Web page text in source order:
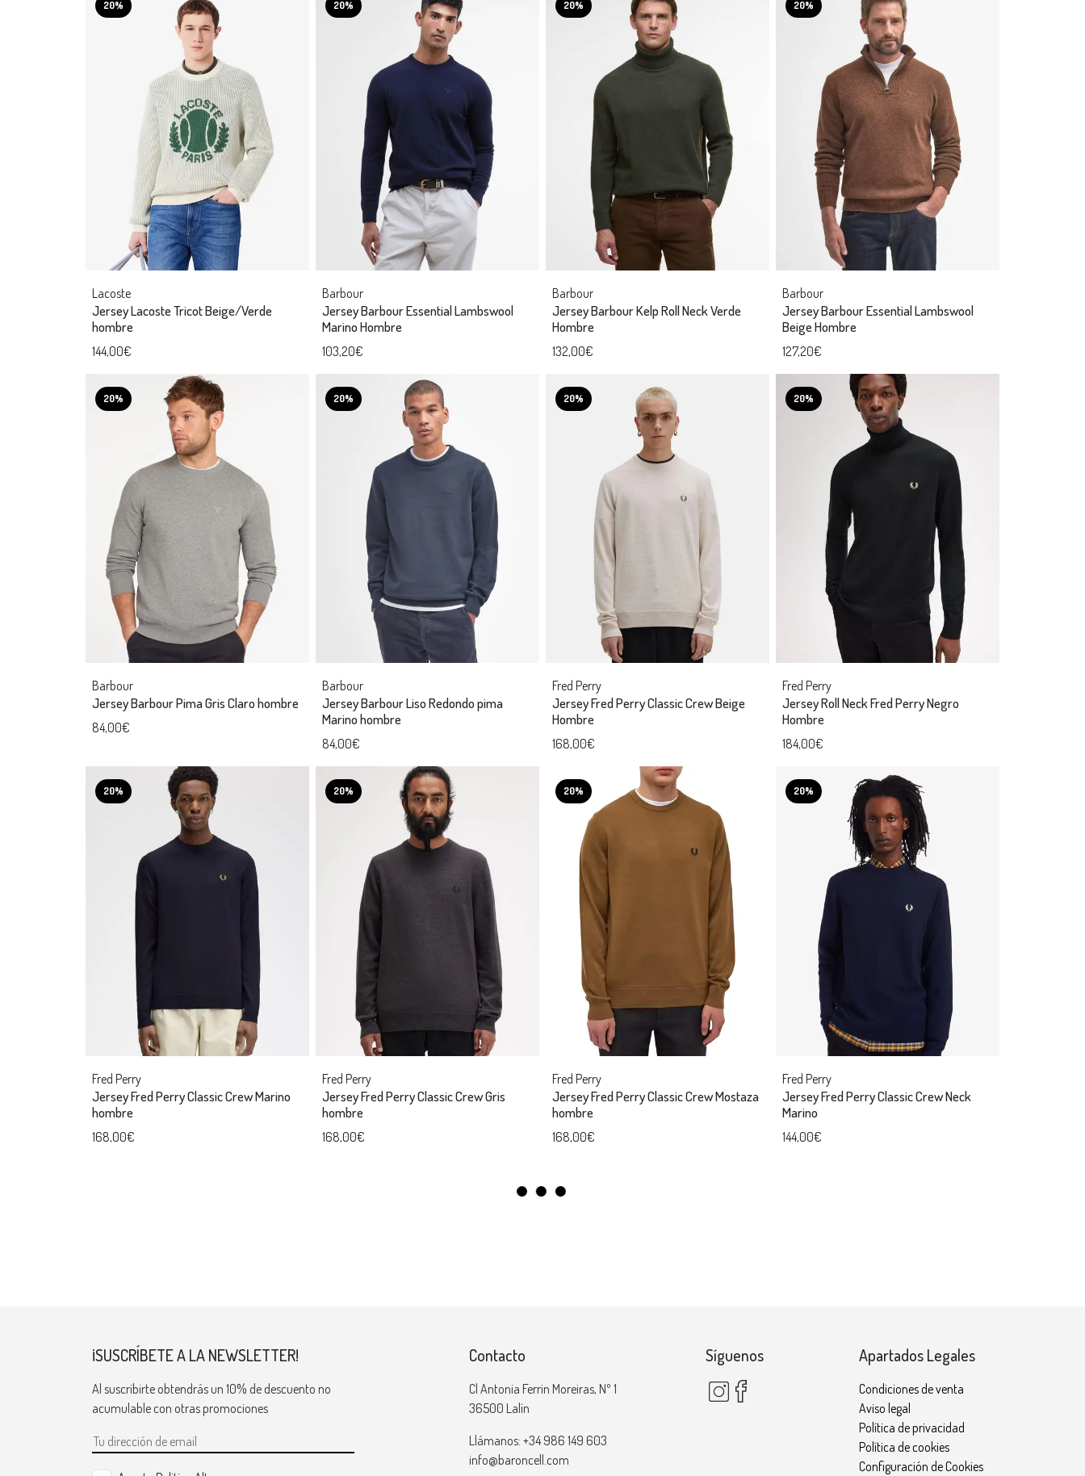
20%
Lacoste
Jersey Lacoste Tricot Beige/Verde
hombre
144,00€
20%
Barbour
Jersey Barbour Essential Lambswool
Marino Hombre
103,20€
20%
Barbour
Jersey Barbour Kelp Roll Neck Verde
Hombre
132,00€
20%
Barbour
Jersey Barbour Essential Lambswool
Beige Hombre
127,20€
20%
Barbour
Jersey Barbour Pima Gris Claro hombre
84,00€
20%
Barbour
Jersey Barbour Liso Redondo pima
Marino hombre
84,00€
20%
Fred Perry
Jersey Fred Perry Classic Crew Beige
Hombre
168,00€
20%
Fred Perry
Jersey Roll Neck Fred Perry Negro
Hombre
184,00€
20%
Fred Perry
Jersey Fred Perry Classic Crew Marino
hombre
168,00€
20%
Fred Perry
Jersey Fred Perry Classic Crew Gris
hombre
168,00€
20%
Fred Perry
Jersey Fred Perry Classic Crew Mostaza
hombre
168,00€
20%
Fred Perry
Jersey Fred Perry Classic Crew Neck
Marino
144,00€
¡SUSCRÍBETE A LA NEWSLETTER!
Al suscribirte obtendrás un 10% de descuento no
acumulable con otras promociones
Contacto
Cl Antonia Ferrin Moreiras, Nº 1
36500 Lalín
Llámanos: +34 986 149 603
info@baroncell.com
Síguenos Apartados Legales
Condiciones de venta
Aviso legal
Política de privacidad
Política de cookies
Configuración de Cookies